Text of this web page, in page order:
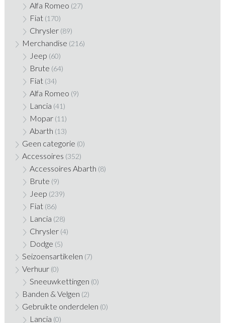
Alfa Romeo (27)
Fiat (170)
Chrysler (89)
Merchandise (216)
Jeep (60)
Brute (64)
Fiat (34)
Alfa Romeo (9)
Lancia (41)
Mopar (11)
Abarth (13)
Geen categorie (0)
Accessoires (352)
Accessoires Abarth (8)
Brute (9)
Jeep (239)
Fiat (86)
Lancia (28)
Chrysler (4)
Dodge (5)
Seizoensartikelen (7)
Verhuur (0)
Sneeuwkettingen (0)
Banden & Velgen (2)
Gebruikte onderdelen (0)
Lancia (0)